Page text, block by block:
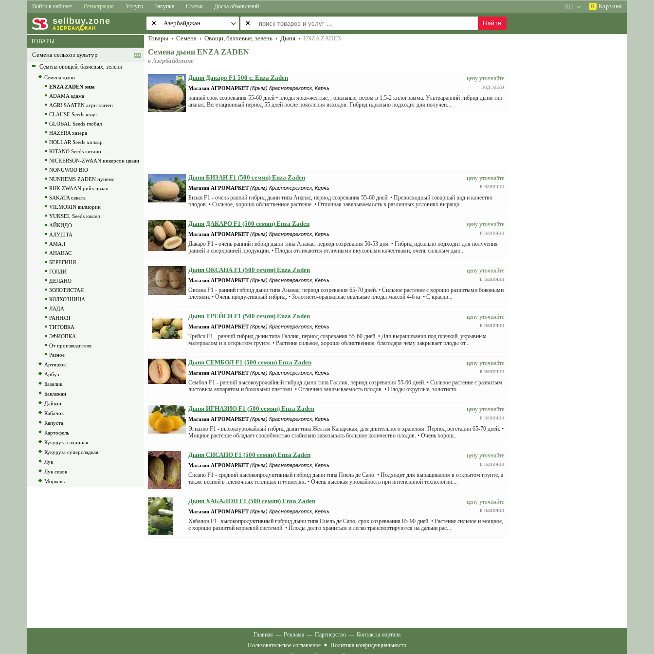
Войти в кабинет Регистрация Услуги Закупка Статьи Доска объявлений 0 Корзина
sell buy.zone
АЗЕРБАЙДЖАН
✕ ✕
ТОВАРЫ
Семена сельхоз культур
Семена овощей, бахчевых, зелени
Семена дыни
ENZA ZADEN энза
ADAMA адама
AGRI SAATEN агри заатен
CLAUSE Seeds клауз
GLOBAL Seeds глобал
HAZERA хазера
HOLLAR Seeds холлар
KITANO Seeds китано
NICKERSON-ZWAAN никерсон цваан
NONGWOO BIO
NUNHEMS ZADEN нунемс
RIJK ZWAAN рийк цваан
SAKATA саката
VILMORIN вилморин
YUKSEL Seeds юксел
АЙКИДО
АЛУШТА
АМАЛ
АНАНАС
БЕРЕГИНЯ
ГОЛДИ
ДЕЛАНО
ЗОЛОТИСТАЯ
КОЛХОЗНИЦА
ЛАДА
РАННЯЯ
ТИТОВКА
ЭФИОПКА
От производителя
Разное
Артишок
Арбуз
Базилик
Баклажан
Дайкон
Кабачок
Капуста
Картофель
Кукуруза сахарная
Кукуруза суперсладкая
Лук
Лук севок
Морковь
Тыква
Товары › Семена › Овощи, бахчевые, зелень › Дыня › ENZA ZADEN
Семена дыни ENZA ZADEN
в Азербайджане
цену уточняйте
под заказ
Дыня Дакаро F1 500 с. Enza Zaden
Магазин АГРОМАРКЕТ (Крым) Красноперекопск, Керчь
ранний срок созревания 55-60 дней • плоды ярко-желтые, , овальные, весом в 1,5-2 килограмма. Ультраранний гибрид дыни тип
ананас. Вегетационный период 55 дней после появления всходов. Гибрид идеально подходит для получен...
цену уточняйте
в наличии
Дыня БИЗАН F1 (500 семян) Enza Zaden
Магазин АГРОМАРКЕТ (Крым) Красноперекопск, Керчь
Бизан F1 - очень ранний гибрид дыни типа Ананас, период созревания 55-60 дней. • Превосходный товарный вид и качество
плодов. • Сильное, хорошо облиственное растение. • Отличная завязываемость в различных условиях выращи...
цену уточняйте
в наличии
Дыня ДАКАРО F1 (500 семян) Enza Zaden
Магазин АГРОМАРКЕТ (Крым) Красноперекопск, Керчь
Дакаро F1 - очень ранний гибрид дыни типа Ананас, период созревания 50-53 дня. • Гибрид идеально подходит для получения
ранней и сверхранней продукции. • Плоды отличаются отличными вкусовыми качествами, очень сильным дын...
цену уточняйте
в наличии
Дыня ОКСАНА F1 (500 семян) Enza Zaden
Магазин АГРОМАРКЕТ (Крым) Красноперекопск, Керчь
Оксана F1 - ранний гибрид дыни типа Ананас, период созревания 65-70 дней. • Сильное растение с хорошо развитыми боковыми
плетями. • Очень продуктивный гибрид. • Золотисто-оранжевые овальные плоды массой 4-6 кг • С красив...
цену уточняйте
в наличии
Дыня ТРЕЙСИ F1 (500 семян) Enza Zaden
Магазин АГРОМАРКЕТ (Крым) Красноперекопск, Керчь
Трейси F1 - ранний гибрид дыни типа Галлия, период созревания 55-60 дней. • Для выращивания под пленкой, укрывным
материалом и в открытом грунте. • Растение сильное, хорошо облиственное, благодаря чему закрывает плоды от...
цену уточняйте
в наличии
Дыня СЕМБОЛ F1 (500 семян) Enza Zaden
Магазин АГРОМАРКЕТ (Крым) Красноперекопск, Керчь
Сембол F1 - ранний высокоурожайный гибрид дыни типа Галлия, период созревания 55-60 дней. • Сильное растение с развитым
листовым аппаратом и боковыми плетями. • Отличная завязываемость плодов. • Плоды округлые, золотисто...
цену уточняйте
в наличии
Дыня ИГНАЗИО F1 (500 семян) Enza Zaden
Магазин АГРОМАРКЕТ (Крым) Красноперекопск, Керчь
Эгназио F1 - высокоурожайный гибрид дыни типа Желтая Канарская, для длительного хранения. Период вегетации 65-70 дней. •
Мощное растение обладает способностью стабильно завязывать большое количество плодов. • Очень хорош...
цену уточняйте
в наличии
Дыня СИСАПО F1 (500 семян) Enza Zaden
Магазин АГРОМАРКЕТ (Крым) Красноперекопск, Керчь
Сисапо F1 - средний высокопродуктивный гибрид дыни типа Пиель де Сапо. • Подходит для выращивания в открытом грунте, а
также весной в пленочных теплицах и туннелях. • Очень высокая урожайность при интенсивной технологии....
цену уточняйте
в наличии
Дыня ХАБАЛОН F1 (500 семян) Enza Zaden
Магазин АГРОМАРКЕТ (Крым) Красноперекопск, Керчь
Хабалон F1- высокопродуктивный гибрид дыни типа Пиель де Сапо, срок созреваания 85-90 дней. • Растение сильное и мощное,
с хорошо развитой корневой системой. • Плоды долго храниться и легко транспортируются на дальни рас...
Главная — Реклама — Партнерство — Контакты портала
Пользовательское соглашение ✶ Политика конфиденциальности